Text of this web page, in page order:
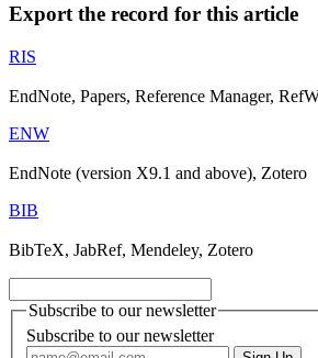
Export the record for this article
RIS
EndNote, Papers, Reference Manager,
ENW
EndNote (version X9.1 and above), Zotero
BIB
BibTeX, JabRef, Mendeley, Zotero
Subscribe to our newsletter
Subscribe to our newsletter